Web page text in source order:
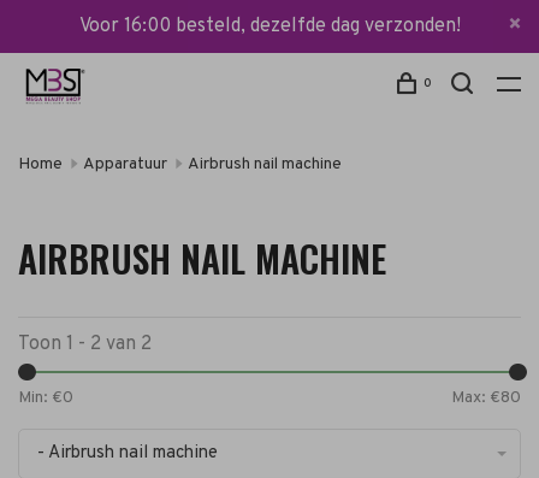
Voor 16:00 besteld, dezelfde dag verzonden!
0
Home Apparatuur Airbrush nail machine
AIRBRUSH NAIL MACHINE
Toon 1 - 2 van 2
Min: €0 Max: €80
- Airbrush nail machine